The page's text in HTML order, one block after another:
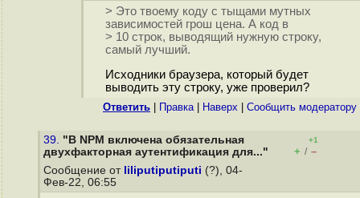
> Это твоему коду с тыщами мутных
зависимостей грош цена. А код в
> 10 строк, выводящий нужную строку,
самый лучший.
Исходники браузера, который будет
выводить эту строку, уже проверил?
Ответить Правка| Наверх Cообщить модератору
39. "В NPM включена обязательная
двухфакторная аутентификация для..."
+1
+ / –
Сообщение от liliputiputiputi (?), 04-
Фев-22, 06:55